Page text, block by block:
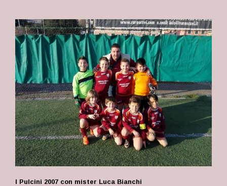
I Pulcini 2007 con mister Luca Bianchi